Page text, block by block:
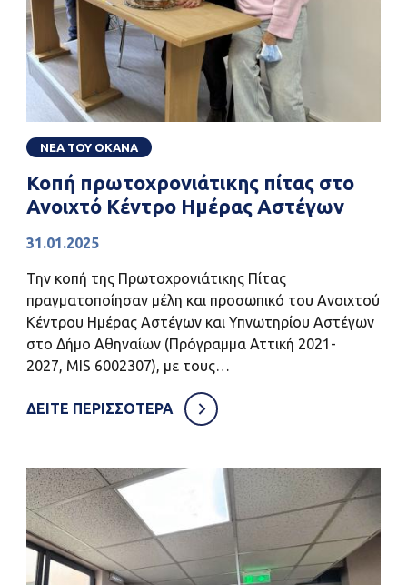
ΝΕΑ ΤΟΥ ΟΚΑΝΑ
Κοπή πρωτοχρονιάτικης πίτας στο
Ανοιχτό Κέντρο Ημέρας Αστέγων
31.01.2025
Την κοπή της Πρωτοχρονιάτικης Πίτας
πραγματοποίησαν μέλη και προσωπικό του Ανοιχτού
Κέντρου Ημέρας Αστέγων και Υπνωτηρίου Αστέγων
στο Δήμο Αθηναίων (Πρόγραμμα Αττική 2021-
2027, MIS 6002307), με τους…
ΔΕΙΤΕ ΠΕΡΙΣΣΟΤΕΡΑ